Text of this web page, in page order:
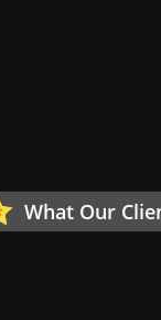
What Our